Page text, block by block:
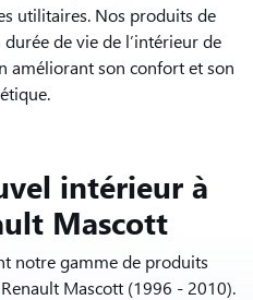
utilitaires. Nos produits de
de vie de l’intérieur de
améliorant son confort et son
intérieur à
Mascott
notre gamme de produits
Mascott (1996 - 2010).